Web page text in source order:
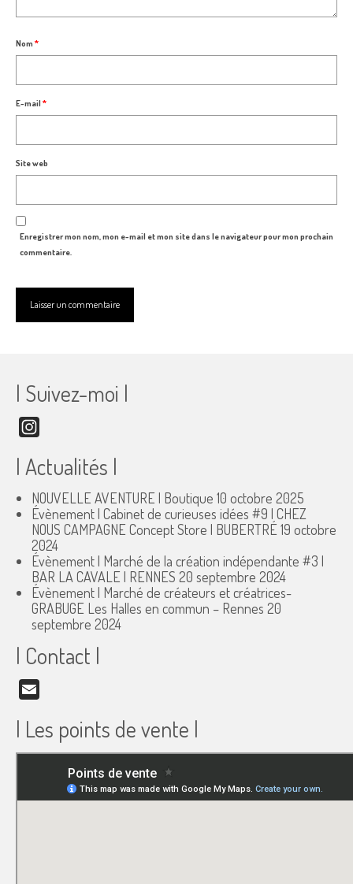
Nom *
E-mail*
Site web
Enregistrer mon nom, mon e-mail et mon site dans le navigateur pour mon prochain
commentaire.
| Suivez-moi |
| Actualités |
NOUVELLE AVENTURE | Boutique 10 octobre 2025
Évènement | Cabinet de curieuses idées #9 | CHEZ
NOUS CAMPAGNE Concept Store | BUBERTRÉ 19 octobre
2024
Évènement | Marché de la création indépendante #3 |
BAR LA CAVALE | RENNES 20 septembre 2024
Évènement | Marché de créateurs et créatrices-
GRABUGE Les Halles en commun – Rennes 20
septembre 2024
| Contact |
| Les points de vente |